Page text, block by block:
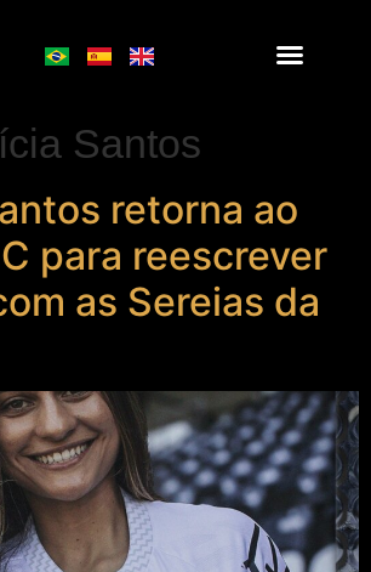
Santos
retorna ao
para reescrever
as Sereias da